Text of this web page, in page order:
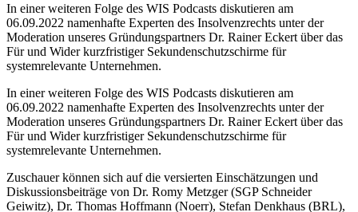
In einer weiteren Folge des WIS Podcasts diskutieren am
06.09.2022 namenhafte Experten des Insolvenzrechts unter der
Moderation unseres Gründungspartners Dr. Rainer Eckert über das
Für und Wider kurzfristiger Sekundenschutzschirme für
systemrelevante Unternehmen.
In einer weiteren Folge des WIS Podcasts diskutieren am
06.09.2022 namenhafte Experten des Insolvenzrechts unter der
Moderation unseres Gründungspartners Dr. Rainer Eckert über das
Für und Wider kurzfristiger Sekundenschutzschirme für
systemrelevante Unternehmen.
Zuschauer können sich auf die versierten Einschätzungen und
Diskussionsbeiträge von Dr. Romy Metzger (SGP Schneider
Geiwitz), Dr. Thomas Hoffmann (Noerr), Stefan Denkhaus (BRL),